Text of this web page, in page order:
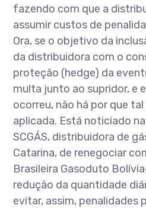
fazendo com que a
assumir custos de
Ora, se o objetivo da
da distribuidora com o
proteção (hedge) da
multa junto ao supridor, e
ocorreu, não há por que
aplicada. Está noticiado
SCGÁS, distribuidora de
Catarina, de renegociar
Brasileira Gasoduto
redução da quantidade
evitar, assim, penalidades